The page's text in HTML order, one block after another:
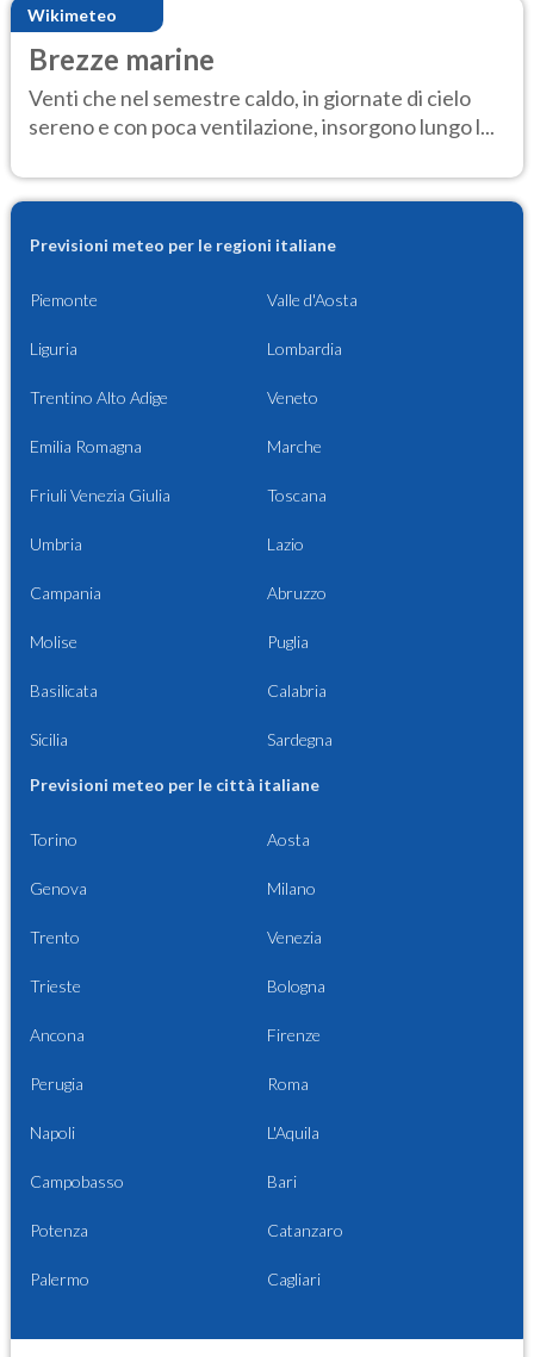
Wikimeteo
Brezze marine
Venti che nel semestre caldo, in giornate di cielo
sereno e con poca ventilazione, insorgono lungo l...
Previsioni meteo per le regioni italiane
Piemonte Valle d'Aosta
Liguria Lombardia
Trentino Alto Adige Veneto
Emilia Romagna Marche
Friuli Venezia Giulia Toscana
Umbria Lazio
Campania Abruzzo
Molise Puglia
Basilicata Calabria
Sicilia Sardegna
Previsioni meteo per le città italiane
Torino Aosta
Genova Milano
Trento Venezia
Trieste Bologna
Ancona Firenze
Perugia Roma
Napoli L'Aquila
Campobasso Bari
Potenza Catanzaro
Palermo Cagliari